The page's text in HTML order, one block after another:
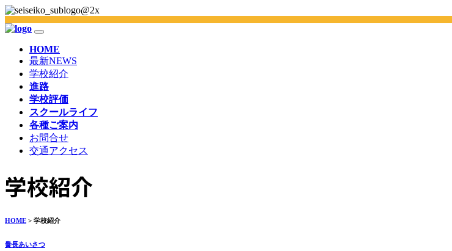
HOME
最新NEWS
学校紹介
進路
学校評価
スクールライフ
各種ご案内
お問合せ
交通アクセス
学校紹介
HOME > 学校紹介
黌長あいさつ